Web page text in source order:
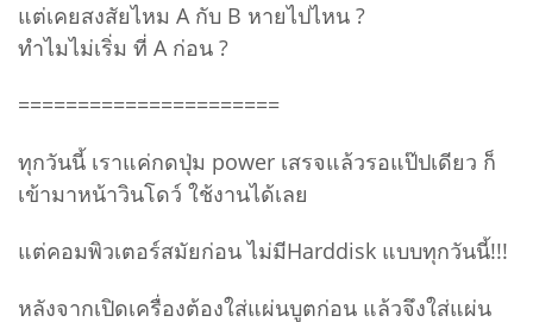
แต่เคยสงสัยไหม A กับ B หายไปไหน ?
ทำไมไม่เริ่ม ที่ A ก่อน ?
======================
ทุกวันนี้ เราแค่กดปุ่ม power เสรจแล้วรอแป๊ปเดียว ก็
เข้ามาหน้าวินโดว์ ใช้งานได้เลย
แต่คอมพิวเตอร์สมัยก่อน ไม่มีHarddisk แบบทุกวันนี้!!!
หลังจากเปิดเครื่องต้องใส่แผ่นบูตก่อน แล้วจึงใส่แผ่น